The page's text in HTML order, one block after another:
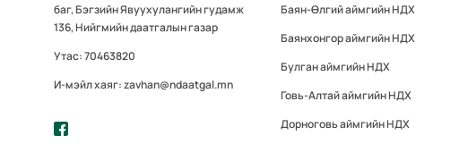
баг, Бэгзийн Явуухулангийн гудамж
136, Нийгмийн даатгалын газар
Утас: 70463820
И-мэйл хаяг: zavhan@ndaatgal.mn
Баян-Өлгий аймгийн НДХ
Баянхонгор аймгийн НДХ
Булган аймгийн НДХ
Говь-Алтай аймгийн НДХ
Дорноговь аймгийн НДХ